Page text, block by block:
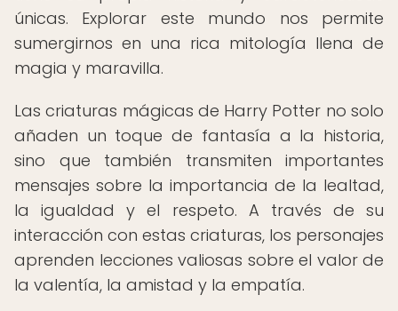
únicas. Explorar este mundo nos permite
sumergirnos en una rica mitología llena de
magia y maravilla.
Las criaturas mágicas de Harry Potter no solo
añaden un toque de fantasía a la historia,
sino que también transmiten importantes
mensajes sobre la importancia de la lealtad,
la igualdad y el respeto. A través de su
interacción con estas criaturas, los personajes
aprenden lecciones valiosas sobre el valor de
la valentía, la amistad y la empatía.